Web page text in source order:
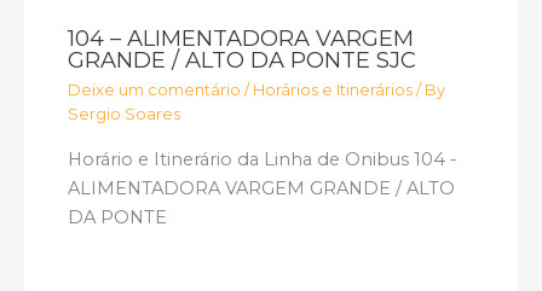
104 – ALIMENTADORA VARGEM
GRANDE / ALTO DA PONTE SJC
Deixe um comentário / Horários e Itinerários / By
Sergio Soares
Horário e Itinerário da Linha de Onibus 104 -
ALIMENTADORA VARGEM GRANDE / ALTO
DA PONTE